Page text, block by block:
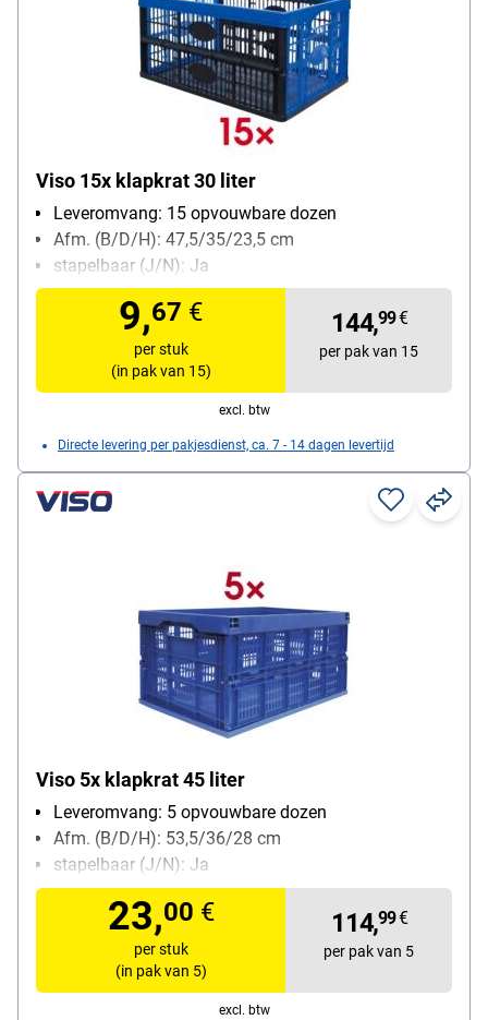
Viso 15x klapkrat 30 liter
Leveromvang: 15 opvouwbare dozen
Afm. (B/D/H): 47,5/35/23,5 cm
stapelbaar (J/N): Ja
Materiaal: polypropyleen
volume: 30 L
9,67 €
per stuk
(in pak van 15)
144,99€
per pak van 15
excl. btw
Directe levering per pakjesdienst, ca. 7 - 14 dagen levertijd
Viso 5x klapkrat 45 liter
Leveromvang: 5 opvouwbare dozen
Afm. (B/D/H): 53,5/36/28 cm
stapelbaar (J/N): Ja
Materiaal: polypropyleen
volume: 45 L
23,00 €
per stuk
(in pak van 5)
114,99€
per pak van 5
excl. btw